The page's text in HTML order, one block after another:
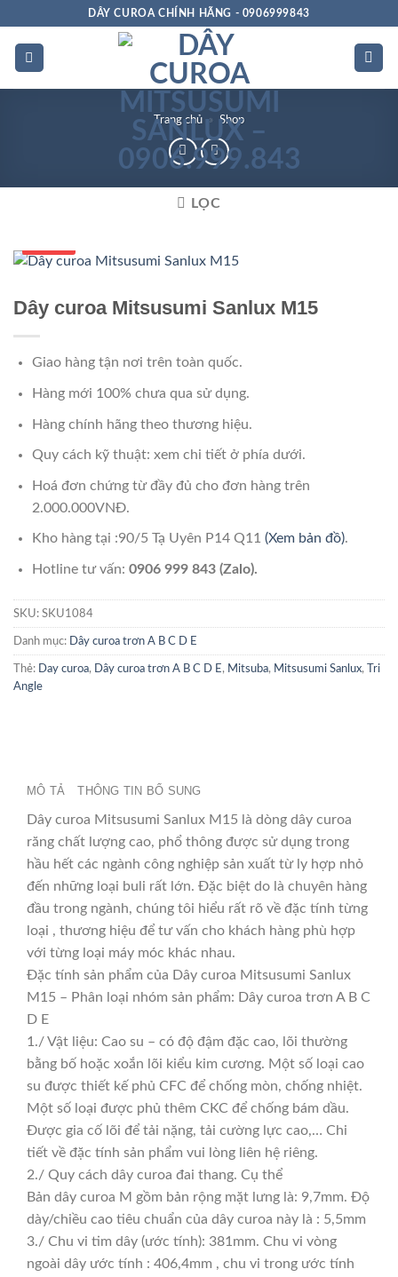
dung
DÂY CUROA CHÍNH HÃNG - 0906999843
Trang chủ » Shop
LỌC
Dây curoa Mitsusumi Sanlux M15
Giao hàng tận nơi trên toàn quốc.
Hàng mới 100% chưa qua sử dụng.
Hàng chính hãng theo thương hiệu.
Quy cách kỹ thuật: xem chi tiết ở phía dưới.
Hoá đơn chứng từ đầy đủ cho đơn hàng trên
2.000.000VNĐ.
Kho hàng tại :90/5 Tạ Uyên P14 Q11 (Xem bản đồ).
Hotline tư vấn: 0906 999 843 (Zalo).
SKU: SKU1084
Danh mục: Dây curoa trơn A B C D E
Thẻ: Day curoa, Dây curoa trơn A B C D E , Mitsuba, Mitsusumi Sanlux,
Tri
Angle
MÔ TẢ THÔNG TIN BỔ SUNG
Dây curoa Mitsusumi Sanlux M15 là dòng dây curoa
răng chất lượng cao, phổ thông được sử dụng trong
hầu hết các ngành công nghiệp sản xuất từ ly hợp nhỏ
đến những loại buli rất lớn. Đặc biệt do là chuyên hàng
đầu trong ngành, chúng tôi hiểu rất rõ về đặc tính từng
loại , thương hiệu để tư vấn cho khách hàng phù hợp
với từng loại máy móc khác nhau.
Đặc tính sản phẩm của Dây curoa Mitsusumi Sanlux
M15 – Phân loại nhóm sản phẩm: Dây curoa trơn A B C
D E
1./ Vật liệu: Cao su – có độ đậm đặc cao, lõi thường
bằng bố hoặc xoắn lõi kiểu kim cương. Một số loại cao
su được thiết kế phủ CFC để chống mòn, chống nhiệt.
Một số loại được phủ thêm CKC để chống bám dầu.
Được gia cố lõi để tải nặng, tải cường lực cao,… Chi
tiết về đặc tính sản phẩm vui lòng liên hệ riêng.
2./ Quy cách dây curoa đai thang. Cụ thể
Bản dây curoa M gồm bản rộng mặt lưng là: 9,7mm. Độ
dày/chiều cao tiêu chuẩn của dây curoa này là : 5,5mm
3./ Chu vi tim dây (ước tính): 381mm. Chu vi vòng
ngoài dây ước tính : 406,4mm , chu vi trong ước tính